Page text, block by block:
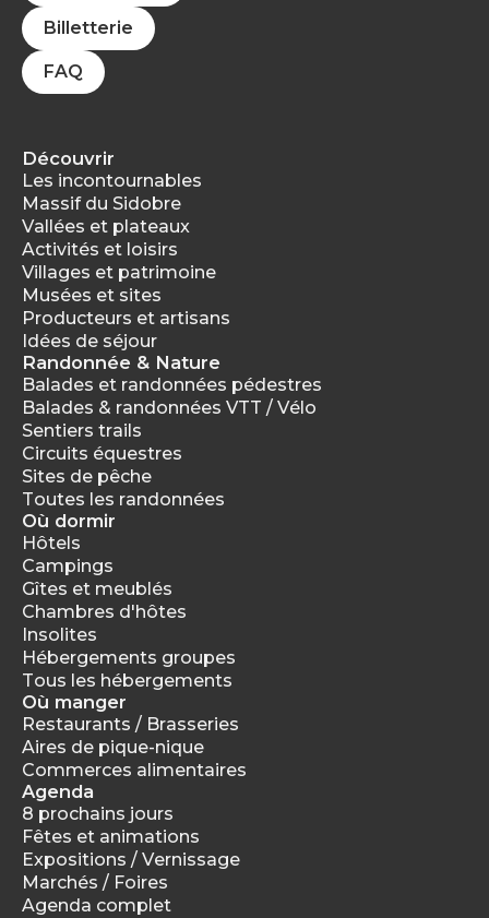
Billetterie
FAQ
Découvrir
Les incontournables
Massif du Sidobre
Vallées et plateaux
Activités et loisirs
Villages et patrimoine
Musées et sites
Producteurs et artisans
Idées de séjour
Randonnée & Nature
Balades et randonnées pédestres
Balades & randonnées VTT / Vélo
Sentiers trails
Circuits équestres
Sites de pêche
Toutes les randonnées
Où dormir
Hôtels
Campings
Gîtes et meublés
Chambres d'hôtes
Insolites
Hébergements groupes
Tous les hébergements
Où manger
Restaurants / Brasseries
Aires de pique-nique
Commerces alimentaires
Agenda
8 prochains jours
Fêtes et animations
Expositions / Vernissage
Marchés / Foires
Agenda complet